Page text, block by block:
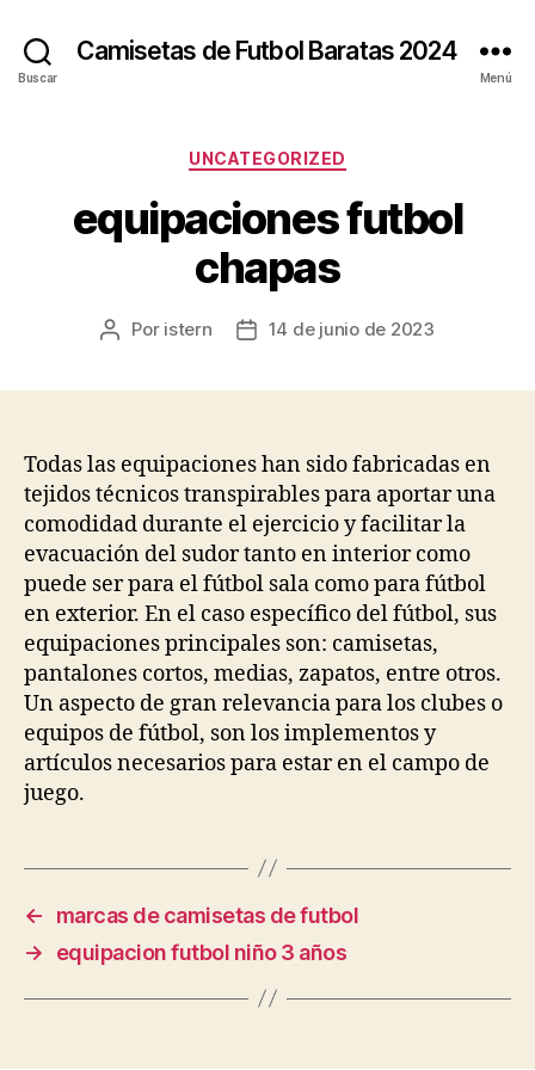
Buscar
Camisetas de Futbol Baratas 2024
Menú
Categorías
UNCATEGORIZED
equipaciones futbol
chapas
Autor
Por istern
Fecha14 de junio de 2023
Todas las equipaciones han sido fabricadas en
tejidos técnicos transpirables para aportar una
comodidad durante el ejercicio y facilitar la
evacuación del sudor tanto en interior como
puede ser para el fútbol sala como para fútbol
en exterior. En el caso específico del fútbol, sus
equipaciones principales son: camisetas,
pantalones cortos, medias, zapatos, entre otros.
Un aspecto de gran relevancia para los clubes o
equipos de fútbol, son los implementos y
artículos necesarios para estar en el campo de
juego.
←
marcas de camisetas de futbol
→
equipacion futbol niño 3 años